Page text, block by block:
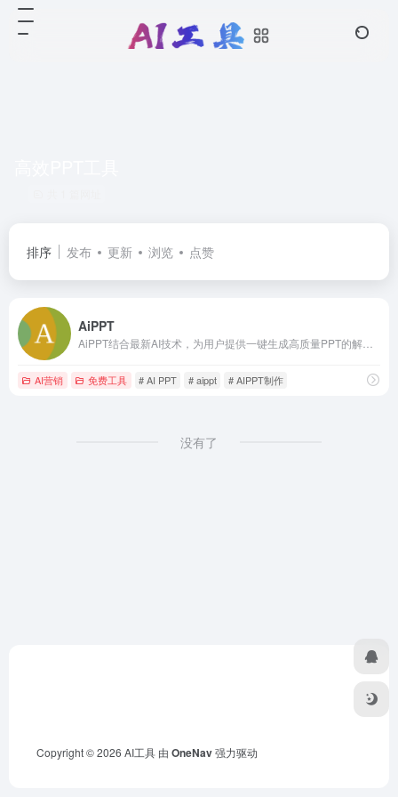
排序 发布 更新 浏览 点赞
AiPPT
AI营销 免费工具 # AI PPT # aippt # AIPPT制作
没有了
Copyright © 2026 AI工具 由 OneNav强力驱动